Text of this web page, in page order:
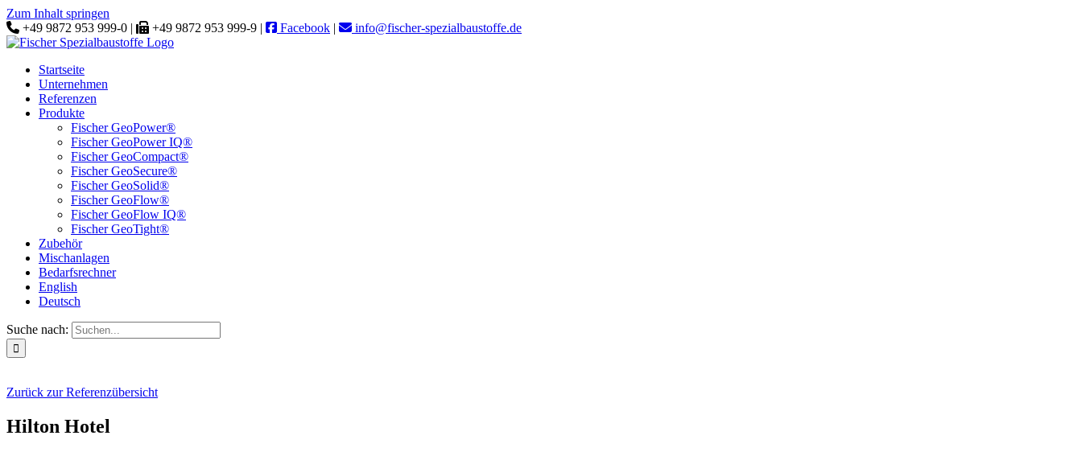
Zum Inhalt springen
+49 9872 953 999-0 |
+49 9872 953 999-9 | Facebook | info@fischer-spezialbaustoffe.de
Startseite
Unternehmen
Referenzen
Produkte
Fischer GeoPower®
Fischer GeoPower IQ®
Fischer GeoCompact®
Fischer GeoSecure®
Fischer GeoSolid®
Fischer GeoFlow®
Fischer GeoFlow IQ®
Fischer GeoTight®
Zubehör
Mischanlagen
Bedarfsrechner
English
Deutsch
Suche nach:
Zurück zur Referenzübersicht
Hilton Hotel